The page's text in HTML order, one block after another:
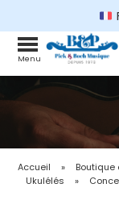
Menu
Accueil » Boutique
Ukulélés
»